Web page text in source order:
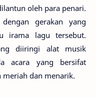
oleh para penari.
gerakan yang
irama lagu tersebut.
diiringi alat musik
acara yang bersifat
dan menarik.